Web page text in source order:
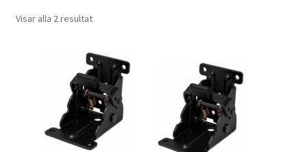
Kontakt
Betingelser
Sjöfart
Visar alla 2 resultatSortera